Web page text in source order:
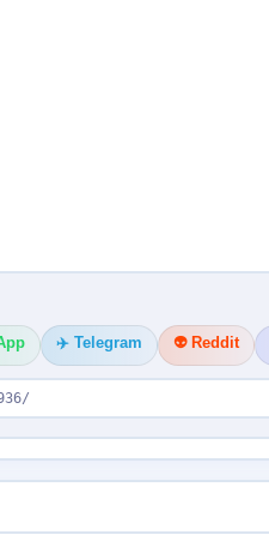
✈️ Telegram 👽 Reddit